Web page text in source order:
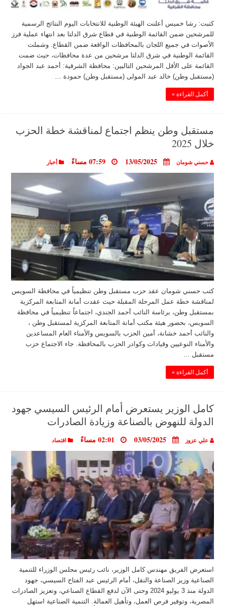
كتبت: رشا خميس أعلنت الهيئة الوطنية للانتخابات اليوم النتائج الرسمية
للمرشحين ضمن القائمة الوطنية في قطاع شرق الدلتا بعد انتهاء عملية فرز
الأصوات في جميع اللجان بالمحافظات الواقعة ضمن القطاع. وشملت
القائمة الوطنية في شرق الدلتا مرشحين من عدة محافظات، حيث ضمت
القائمة على الأقل المرشحين التاليين: محافظة الشرقية: أحمد عبد الجواد
(مستقبل وطن) خالد عبد المولى (مستقبل وطن) حمودة …
أكمل القراءة »
مستقبل وطن ينظم اجتماع لمناقشة خطة الحزب
خلال 2025
حسني شومان 13/05/2025 07:59 مساءً أخبار
كتب حسني شومان عقد حزب مستقبل وطن تنظيمياً في محافظة السويس
لمناقشة خطة عمل المرحلة المقبلة حيث عقدت أمانة المتابعة المركزية
بمستقبل وطن، برئاسة النائب أحمد الجندي، اجتماعاً تنظيمياً في محافظة
السويس، بحضور هيئة مكتب أمانة المتابعة المركزية لمستقبل وطن ،
والنائب أحمد خشانة، أمين الحزب بالسويس والأمناء العام المساعدين
والأمناء النوعيين وقيادات وكوادر الحزب بالمحافظة. جاء الاجتماع حزب
مستقبل …
أكمل القراءة »
كامل الوزير يستعرض أمام الرئيس السيسي جهود
الدولة للنهوض بالصناعة وزيادة الصادرات
علي عزوز 03/05/2025 اقتصاد
استعرض الفريق مهندس كامل الوزير، نائب رئيس مجلس الوزراء للتنمية
الصناعية وزير الصناعة والنقل، أمام الرئيس عبد الفتاح السيسي، جهود
الدولة منذ 3 يوليو 2024 وحتى الآن لدفع القطاع الصناعي، وتعزيز الصادرات
المصرية، وتوفير فرص العمل، وتأهيل العمالة. التنمية الصناعية استهل